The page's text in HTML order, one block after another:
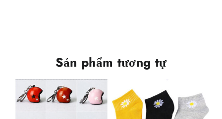
Sản phẩm tương tự